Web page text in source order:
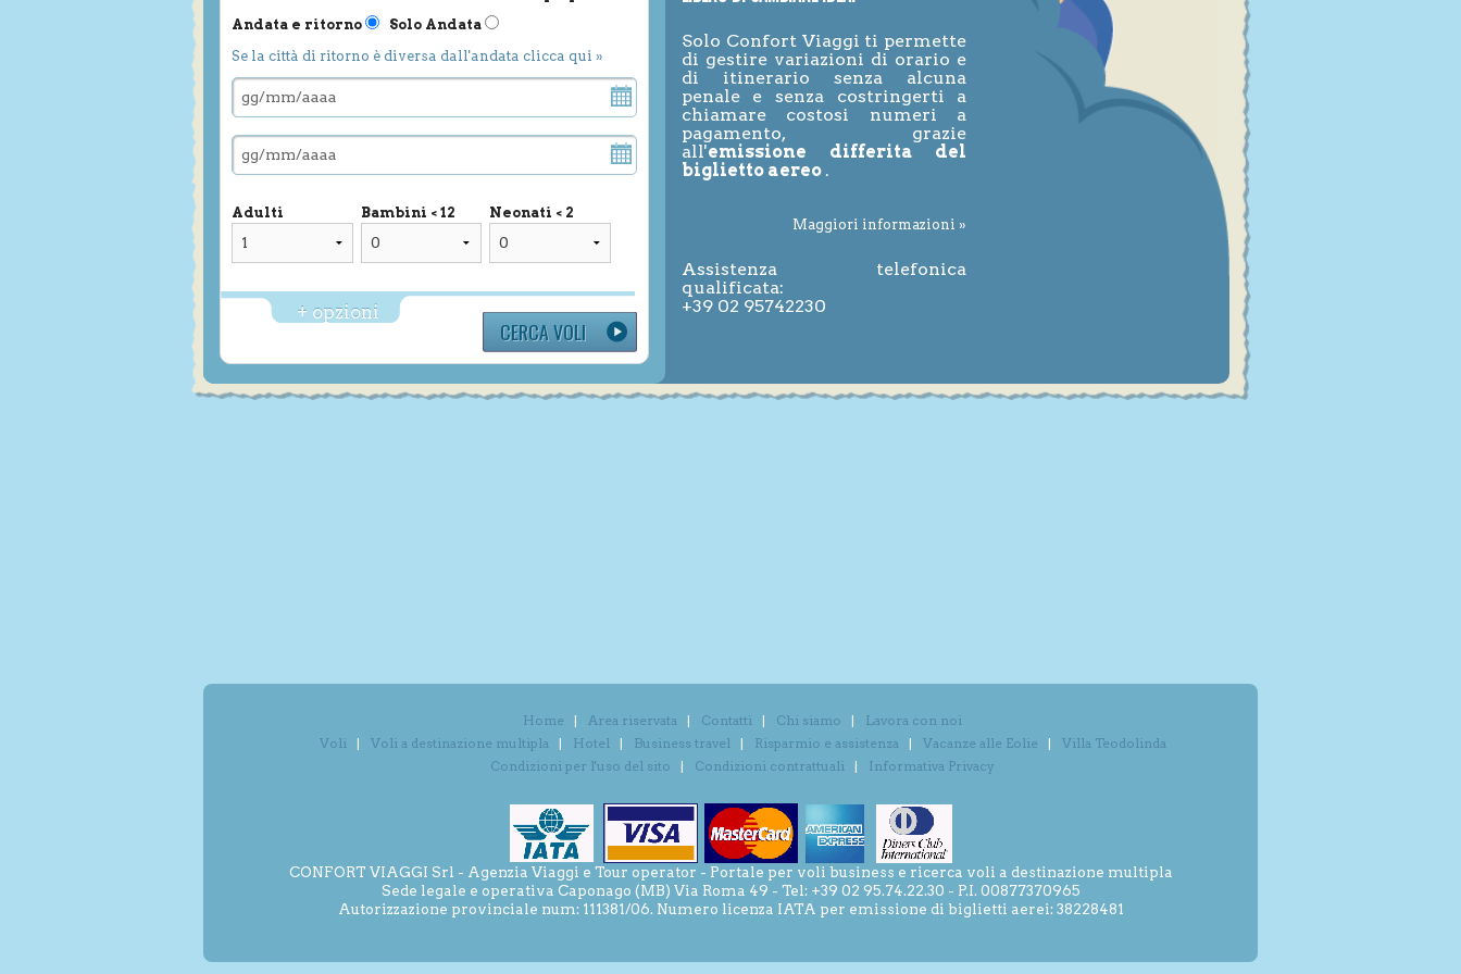
Andata e ritorno
Solo Andata
Se la città di ritorno è diversa dall'andata clicca qui »
Adulti Bambini < 12 Neonati < 2
+ opzioni
Solo Confort Viaggi ti permette
di gestire variazioni di orario e
di itinerario senza alcuna
penale e senza costringerti a
chiamare costosi numeri a
pagamento, grazie
all'emissione differita del
biglietto aereo .
Maggiori informazioni »
Assistenza telefonica
qualificata:
+39 02 95742230
Home Area riservata Contatti Chi siamo
Lavora con noi
Voli
Voli a destinazione multipla Hotel Business travel Risparmio e assistenza Vacanze alle Eolie
Villa Teodolinda
Condizioni per l'uso del sito
Condizioni contrattuali Informativa Privacy
CONFORT VIAGGI Srl - Agenzia Viaggi e Tour operator - Portale per voli business e ricerca voli a destinazione multipla
Sede legale e operativa Caponago (MB) Via Roma 49 - Tel: +39 02 95.74.22.30 - P.I. 00877370965
Autorizzazione provinciale num: 111381/06. Numero licenza IATA per emissione di biglietti aerei: 38228481